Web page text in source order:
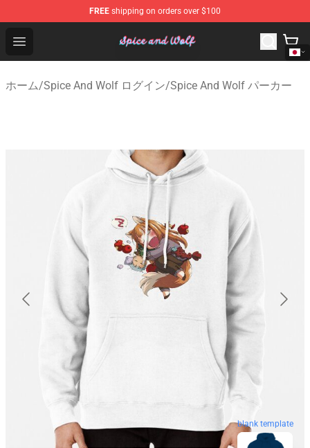
FREE shipping on orders over $100
Open menu
Spice And Wolf Store - Official Spice And Wolf
ホーム/Spice And Wolf ログイン/Spice And Wolf パーカー
blank template